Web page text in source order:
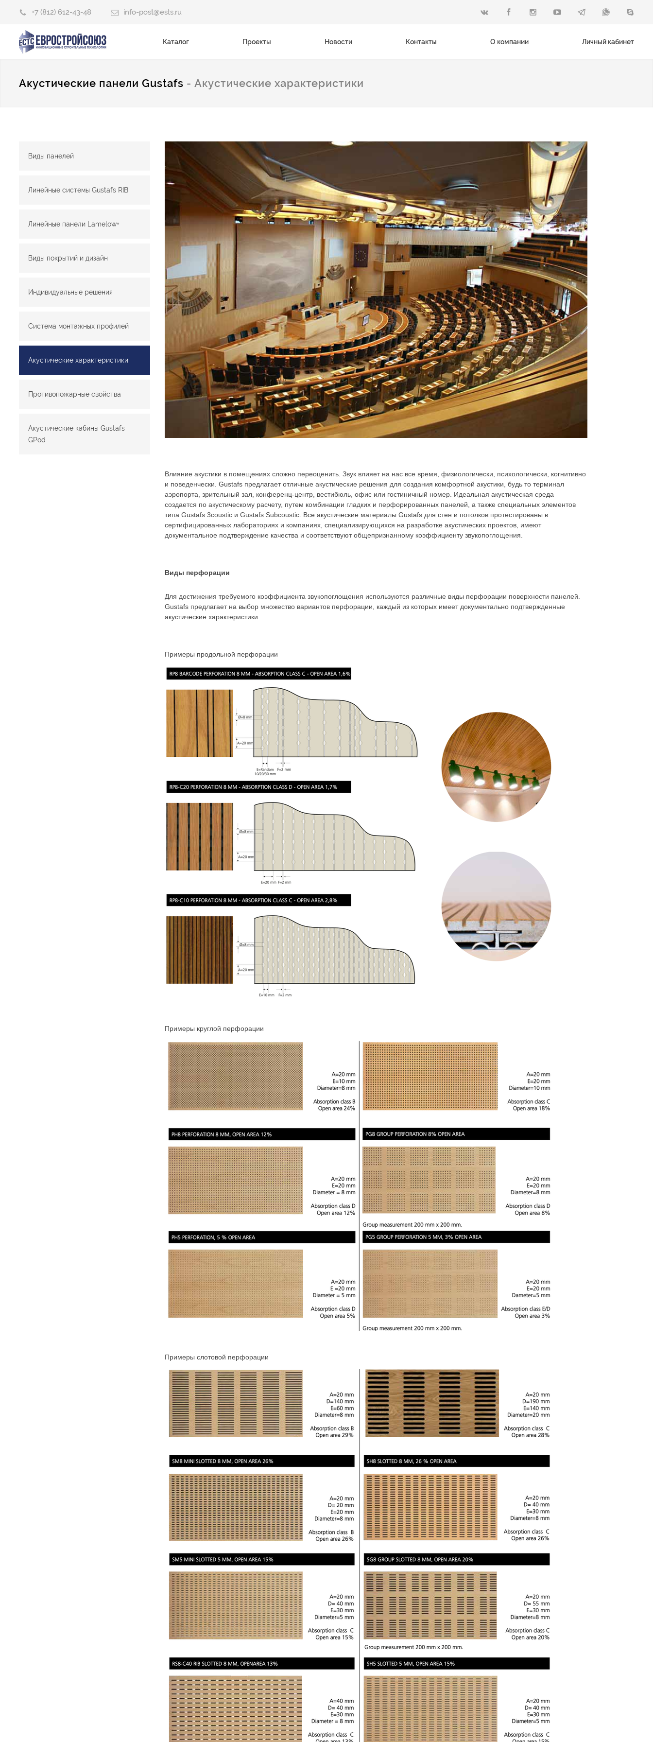
+7 (812) 612-43-48 info-post@ests.ru
Каталог Проекты Новости Контакты О компании Личный кабинет
Акустические панели Gustafs - Акустические характеристики
Виды панелей
Линейные системы Gustafs RIB
Линейные панели Lamelow+
Виды покрытий и дизайн
Индивидуальные решения
Система монтажных профилей
Акустические характеристики
Противопожарные свойства
Акустические кабины Gustafs
GPod
Влияние акустики в помещениях сложно переоценить. Звук влияет на нас все время, физиологически, психологически, когнитивно
и поведенчески. Gustafs предлагает отличные акустические решения для создания комфортной акустики, будь то терминал
аэропорта, зрительный зал, конференц-центр, вестибюль, офис или гостиничный номер. Идеальная акустическая среда
создается по акустическому расчету, путем комбинации гладких и перфорированных панелей, а также специальных элементов
типа Gustafs 3coustic и Gustafs Subcoustic. Все акустические материалы Gustafs для стен и потолков протестированы в
сертифицированных лабораториях и компаниях, специализирующихся на разработке акустических проектов, имеют
документальное подтверждение качества и соответствуют общепризнанному коэффициенту звукопоглощения.
Виды перфорации
Для достижения требуемого коэффициента звукопоглощения используются различные виды перфорации поверхности панелей.
Gustafs предлагает на выбор множество вариантов перфорации, каждый из которых имеет документально подтвержденные
акустические характеристики.
Примеры продольной перфорации
Примеры круглой перфорации
Примеры слотовой перфорации